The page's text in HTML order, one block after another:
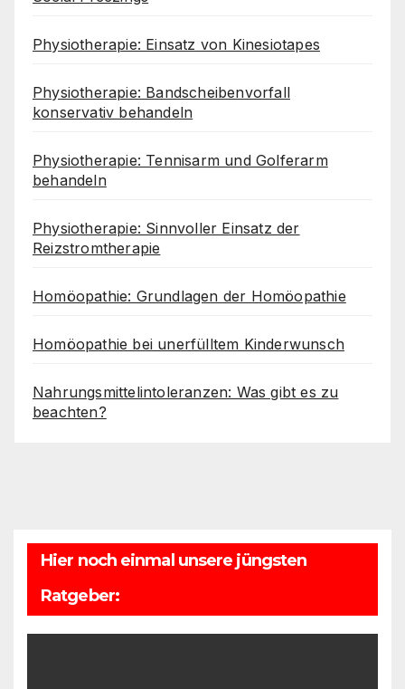
Physiotherapie: Einsatz von Kinesiotapes
Physiotherapie: Bandscheibenvorfall
konservativ behandeln
Physiotherapie: Tennisarm und Golferarm
behandeln
Physiotherapie: Sinnvoller Einsatz der
Reizstromtherapie
Homöopathie: Grundlagen der Homöopathie
Homöopathie bei unerfülltem Kinderwunsch
Nahrungsmittelintoleranzen: Was gibt es zu
beachten?
Hier noch einmal unsere jüngsten
Ratgeber: